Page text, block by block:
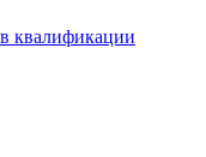
квалификации